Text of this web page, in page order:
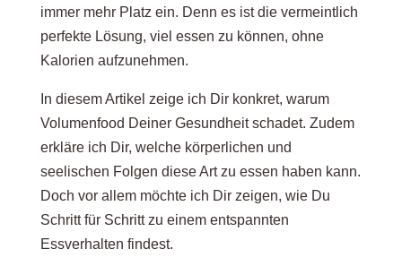
immer mehr Platz ein. Denn es ist die vermeintlich
perfekte Lösung, viel essen zu können, ohne
Kalorien aufzunehmen.
In diesem Artikel zeige ich Dir konkret, warum
Volumenfood Deiner Gesundheit schadet. Zudem
erkläre ich Dir, welche körperlichen und
seelischen Folgen diese Art zu essen haben kann.
Doch vor allem möchte ich Dir zeigen, wie Du
Schritt für Schritt zu einem entspannten
Essverhalten findest.